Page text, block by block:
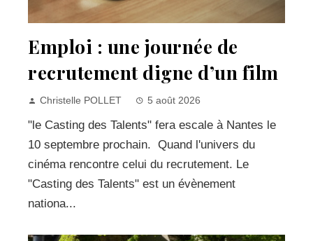
Emploi : une journée de
recrutement digne d’un film
Christelle POLLET 5 août 2026
"le Casting des Talents" fera escale à Nantes le
10 septembre prochain. Quand l'univers du
cinéma rencontre celui du recrutement. Le
"Casting des Talents" est un évènement
nationa...